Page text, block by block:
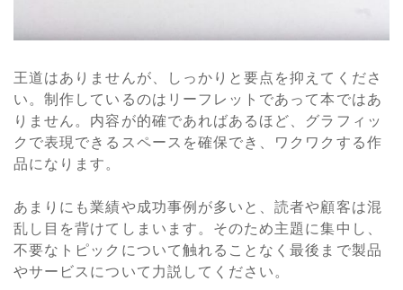
王道はありませんが、しっかりと要点を抑えてくださ
い。制作しているのはリーフレットであって本ではあ
りません。内容が的確であればあるほど、グラフィッ
クで表現できるスペースを確保でき、ワクワクする作
品になります。
あまりにも業績や成功事例が多いと、読者や顧客は混
乱し目を背けてしまいます。そのため主題に集中し、
不要なトピックについて触れることなく最後まで製品
やサービスについて力説してください。